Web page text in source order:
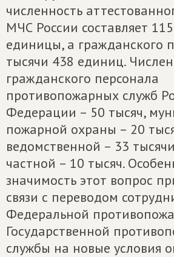
численность
МЧС России составляет
единицы, а гражданского
тысячи 438 единиц.
гражданского персонала
противопожарных служб
Федерации – 50 тысяч,
пожарной охраны – 20
ведомственной – 33
частной – 10 тысяч.
значимость этот вопрос
связи с переводом
Федеральной
Государственной
службы на новые условия